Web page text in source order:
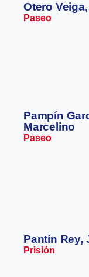
Otero
Paseo
Pampín
Marcelino
Paseo
Pantín Rey,
Prisión